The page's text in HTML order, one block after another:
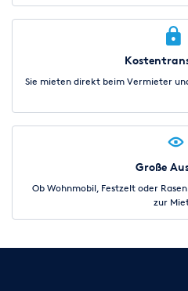
Sie mieten direkt beim Vermieter
Große
Ob Wohnmobil, Festzelt oder
zur